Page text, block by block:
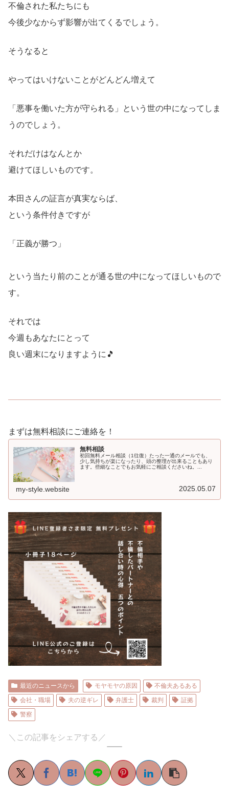
不倫された私たちにも
今後少なからず影響が出てくるでしょう。
そうなると
やってはいけないことがどんどん増えて
「悪事を働いた方が守られる」という世の中になってしま
うのでしょう。
それだけはなんとか
避けてほしいものです。
本田さんの証言が真実ならば、
という条件付きですが
「正義が勝つ」
という当たり前のことが通る世の中になってほしいもので
す。
それでは
今週もあなたにとって
良い週末になりますように🎵
まずは無料相談にご連絡を！
無料相談
初回無料メール相談（1往復）たった一通のメールでも、
少し気持ちが楽になったり、頭の整理が出来ることもあり
ます。些細なことでもお気軽にご相談くださいね。...
my-style.website 2025.05.07
最近のニュースから モヤモヤの原因
不倫夫あるある
会社・職場
夫の逆ギレ 弁護士 裁判
証拠
警察
＼この記事をシェアする／